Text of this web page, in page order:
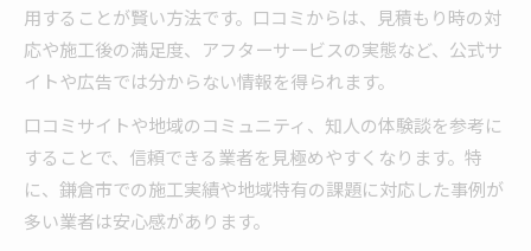
用することが賢い方法です。口コミからは、見積もり時の対
応や施工後の満足度、アフターサービスの実態など、公式サ
イトや広告では分からない情報を得られます。
口コミサイトや地域のコミュニティ、知人の体験談を参考に
することで、信頼できる業者を見極めやすくなります。特
に、鎌倉市での施工実績や地域特有の課題に対応した事例が
多い業者は安心感があります。